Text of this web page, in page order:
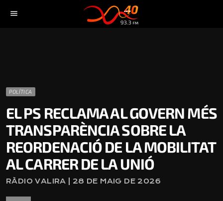
menu
POLÍTICA
EL PS RECLAMA AL GOVERN MÉS
TRANSPARÈNCIA SOBRE LA
REORDENACIÓ DE LA MOBILITAT
AL CARRER DE LA UNIÓ
RÀDIO VALIRA | 28 DE MAIG DE 2026